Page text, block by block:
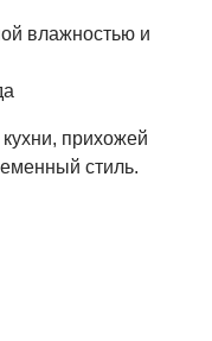
влажностью и
прихожей
стиль.